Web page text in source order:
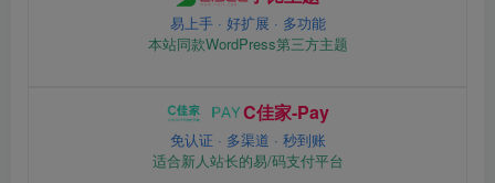
易上手 · 好扩展 · 多功能
本站同款WordPress第三方主题
C佳家-Pay
免认证 · 多渠道 · 秒到账
适合新人站长的易/码支付平台